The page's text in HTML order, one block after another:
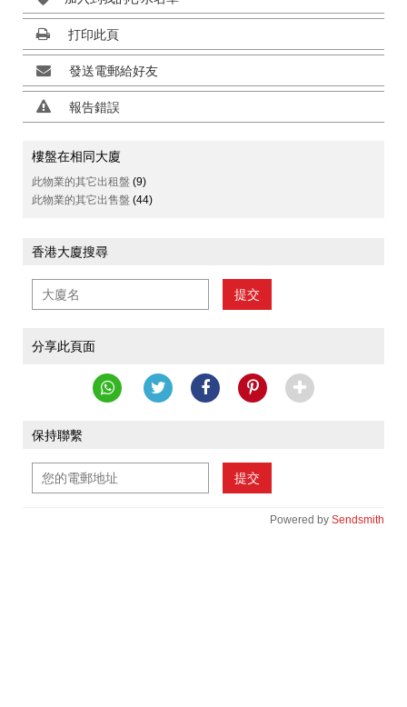
打印此頁
發送電郵給好友
報告錯誤
樓盤在相同大廈
此物業的其它出租盤 (9)
此物業的其它出售盤 (44)
香港大廈搜尋
提交
分享此頁面
保持聯繫
提交
Powered by Sendsmith